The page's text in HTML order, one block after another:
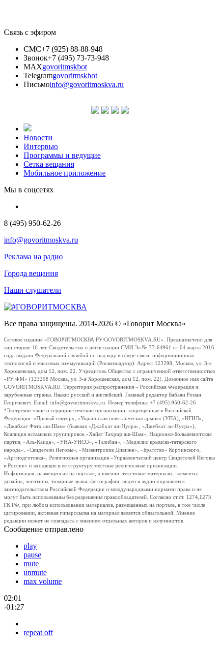
Связь с эфиром
СМС+7 (925) 88-88-948
Звонок+7 (495) 73-73-948
MAXgovoritmskbot
Telegramgovoritmskbot
Письмоinfo@govoritmoskva.ru
Новости
Интервью
Программы и ведущие
Сетка вещания
Мобильное приложение
Мы в соцсетях
8 (495) 950-62-26
info@govoritmoskva.ru
Реклама на радио
Города вещания
Наши слушатели
Все права защищены. 2014-2026 © «Говорит Москва»
Сетевое издание «ГОВОРИТМОСКВА.РУ/GOVORITMOSKVA.RU». Предназначено для
лиц старше 16 лет. Свидетельство о регистрации СМИ Эл № 77-64961 от 04 марта 2016
года выдано Федеральной службой по надзору в сфере связи, информационных
технологий и массовых коммуникаций (Роскомнадзор). Адрес: 123298, Москва, ул. 3-я
Хорошевская, дом 12, пом. 22. Учредитель Общество с ограниченной ответственностью
«РУ ФМ» (123298 Москва, ул. 3-я Хорошевская, дом 12, пом. 22). Доменное имя сайта
GOVORITMOSKVA.RU. Территория распространения – Российская Федерация и
зарубежные страны. Языки: русский и английский. Главный редактор Бабаян Роман
Георгиевич. Email: info@govoritmoskva.ru. Номер телефона: +7 (495) 950-62-26
*Экстремистские и террористические организации, запрещенные в Российской
Федерации: «Правый сектор», «Украинская повстанческая армия» (УПА), «ИГИЛ»,
«Джабхат Фатх аш-Шам» (бывшая «Джабхат ан-Нусра», «Джебхат ан-Нусра»),
Коалиция исламских группировок «Хайят Тахрир аш-Шам», Национал-Большевистская
партия, «Аль-Каида», «УНА-УНСО», «Талибан», «Меджлис крымско-татарского
народа», «Свидетели Иеговы», «Мизантропик Дивижн», «Братство» Корчинского,
«Артподготовка», Религиозная организация «Управленческий центр Свидетелей Иеговы
в России» и входящие в ее структуру местные религиозные организации.
Информация, размещенная на портале, а именно: текстовые материалы, элементы
дизайна, логотипы, товарные знаки, фотографии, видео и аудио охраняются
законодательством Российской Федерации и международными нормами права и не
могут быть использованы без разрешения правообладателей. Согласно ст.ст. 1274,1275
ГК РФ, при любом использовании материалов, размещенных на портале, в том числе
цитировании, активная гиперссылка на материал является обязательной. Мнение
редакции может не совпадать с мнением отдельных авторов и колумнистов.
Сообщение отправлено
play
pause
mute
unmute
max volume
02:01
-01:27
repeat off